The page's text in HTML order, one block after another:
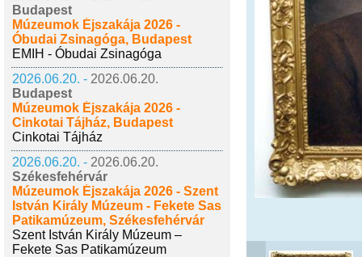
Budapest
Múzeumok Éjszakája 2026 -
Óbudai Zsinagóga, Budapest
EMIH - Óbudai Zsinagóga
2026.06.20. - 2026.06.20.
Budapest
Múzeumok Éjszakája 2026 -
Cinkotai Tájház, Budapest
Cinkotai Tájház
2026.06.20. - 2026.06.20.
Székesfehérvár
Múzeumok Éjszakája 2026 - Szent
István Király Múzeum - Fekete Sas
Patikamúzeum, Székesfehérvár
Szent István Király Múzeum –
Fekete Sas Patikamúzeum